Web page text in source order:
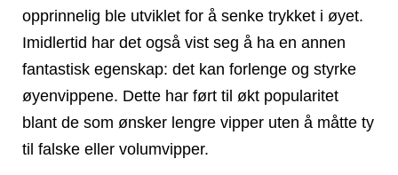
opprinnelig ble utviklet for å senke trykket i øyet.
Imidlertid har det også vist seg å ha en annen
fantastisk egenskap: det kan forlenge og styrke
øyenvippene. Dette har ført til økt popularitet
blant de som ønsker lengre vipper uten å måtte ty
til falske eller volumvipper.